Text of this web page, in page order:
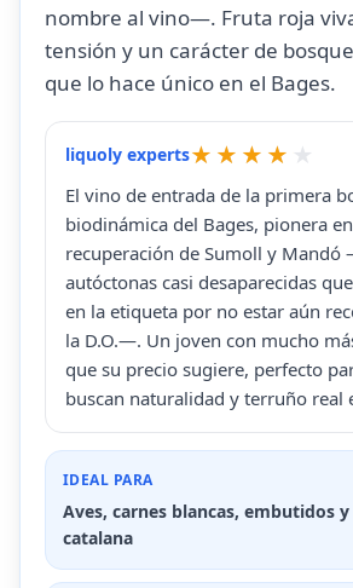
nombre al vino—. Fruta roja
tensión y un carácter de
que lo hace único en el Bages.
liquoly experts
El vino de entrada de la primera
biodinámica del Bages, pionera
recuperación de Sumoll y Mandó
autóctonas casi desaparecidas
en la etiqueta por no estar aún
la D.O.—. Un joven con mucho
que su precio sugiere, perfecto
buscan naturalidad y terruño real
IDEAL PARA
Aves, carnes blancas, embutidos
catalana